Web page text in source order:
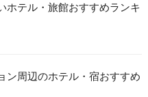
ホテル・旅館おすすめランキ
ン周辺のホテル・宿おすすめ